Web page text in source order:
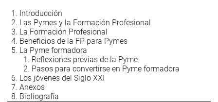
Introducción
Las Pymes y la Formación Profesional
La Formación Profesional
Beneficios de la FP para Pymes
La Pyme formadora
Reflexiones previas de la Pyme
Pasos para convertirse en Pyme formadora
Los jóvenes del Siglo XXI
Anexos
Bibliografía